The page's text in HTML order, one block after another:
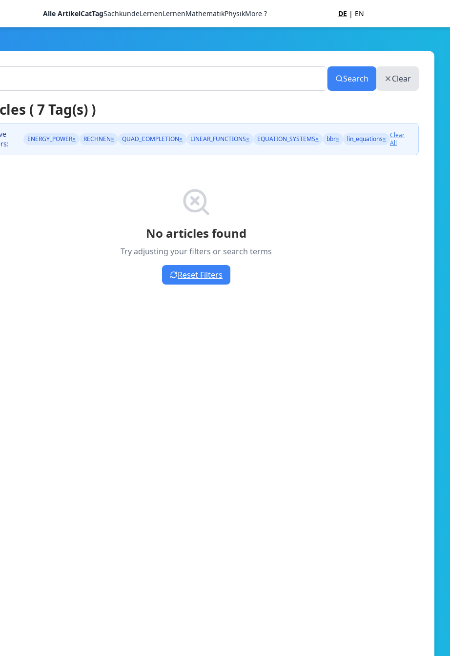
Alle ArtikelCatTagSachkundeLernenLernenMathematikPhysikMore ? DE | EN
Search Clear
( 7 Tag(s) )
ENERGY_POWER× RECHNEN× QUAD_COMPLETION× LINEAR_FUNCTIONS× EQUATION_SYSTEMS× bbr× lin_equations× Clear
All
No articles found
Try adjusting your filters or search terms
Reset Filters